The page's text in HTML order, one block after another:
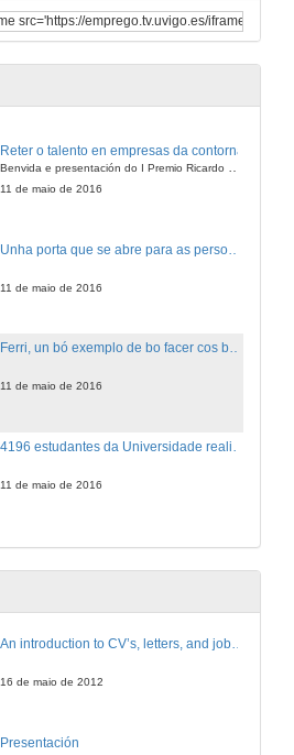
Reter o talento en empresas da contorna
11 de maio de 2016
11 de maio de 2016
Ferri, un bó exemplo de bo facer cos bolseiros
11 de maio de 2016
11 de maio de 2016
An introduction to CV’s, letters, and job searching
16 de maio de 2012
Presentación